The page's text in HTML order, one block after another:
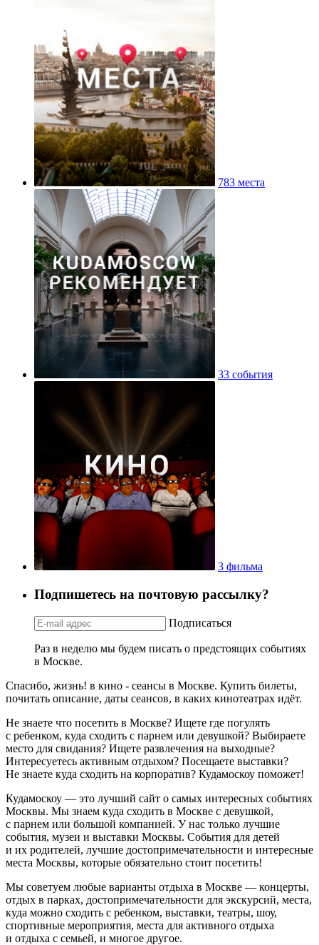
783 места
33 события
3 фильма
Подпишетесь на почтовую рассылку?
Подписаться
Раз в неделю мы будем писать о предстоящих событиях
в Москве.
Спасибо, жизнь! в кино - сеансы в Москве. Купить билеты,
почитать описание, даты сеансов, в каких кинотеатрах идёт.
Не знаете что посетить в Москве? Ищете где погулять
с ребенком, куда сходить с парнем или девушкой? Выбираете
место для свидания? Ищете развлечения на выходные?
Интересуетесь активным отдыхом? Посещаете выставки?
Не знаете куда сходить на корпоратив? Кудамоскоу поможет!
Кудамоскоу — это лучший сайт о самых интересных событиях
Москвы. Мы знаем куда сходить в Москве с девушкой,
с парнем или большой компанией. У нас только лучшие
события, музеи и выставки Москвы. События для детей
и их родителей, лучшие достопримечательности и интересные
места Москвы, которые обязательно стоит посетить!
Мы советуем любые варианты отдыха в Москве — концерты,
отдых в парках, достопримечательности для экскурсий, места,
куда можно сходить с ребенком, выставки, театры, шоу,
спортивные мероприятия, места для активного отдыха
и отдыха с семьей, и многое другое.